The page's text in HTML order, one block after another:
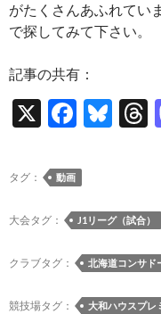
がたくさんあふれてい
で探してみて下さい。
記事の共有：
X
F
e
b
o
o
k
Bl
y
ds
タグ： 動画
大会タグ： J1リーグ（試合）
クラブタグ： 北海道コンサド
競技場タグ： 大和ハウスプレ